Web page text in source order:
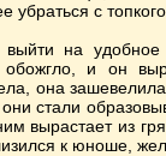
убраться с
выйти на удобное
и он
она
они стали
вырастает из
к юноше,